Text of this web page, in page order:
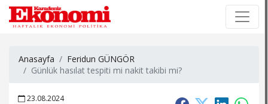
Anasayfa
Feridun GÜNGÖR
Günlük hasılat tespiti mi nakit takibi mi?
23.08.2024
×
×